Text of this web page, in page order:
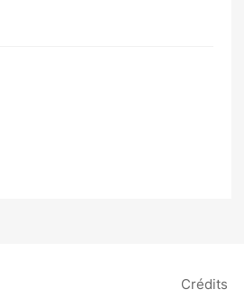
Crédits